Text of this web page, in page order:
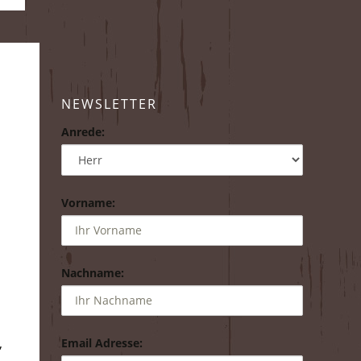
NEWSLETTER
Anrede:
Vorname:
Nachname:
Email Adresse: